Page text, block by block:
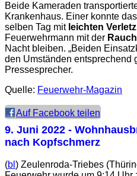
Beide Kameraden
Krankenhaus. Einer konnte
selben Tag mit leichten
Feuerwehrmann mit der
Nacht bleiben. „Beiden
den Umständen entsprechend
Pressesprecher.
Quelle: Feuerwehr-Magazin
Auf Facebook teilen
9. Juni 2022 -
nach Kopfschmerz
(bl ) Zeulenroda-Triebes